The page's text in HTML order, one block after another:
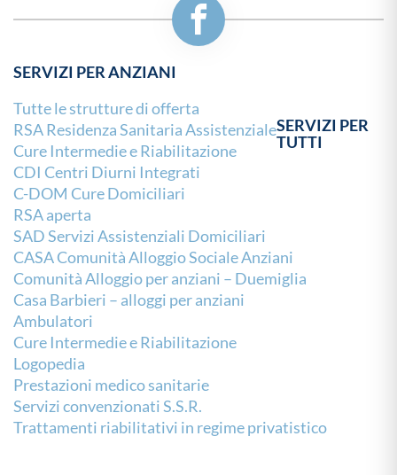
SERVIZI PER ANZIANI
Tutte le strutture di offerta
RSA Residenza Sanitaria Assistenziale
Cure Intermedie e Riabilitazione
CDI Centri Diurni Integrati
C-DOM Cure Domiciliari
RSA aperta
SAD Servizi Assistenziali Domiciliari
CASA Comunità Alloggio Sociale Anziani
Comunità Alloggio per anziani – Duemiglia
Casa Barbieri – alloggi per anziani
SERVIZI PER
TUTTI
Ambulatori
Cure Intermedie e Riabilitazione
Logopedia
Prestazioni medico sanitarie
Servizi convenzionati S.S.R.
Trattamenti riabilitativi in regime privatistico